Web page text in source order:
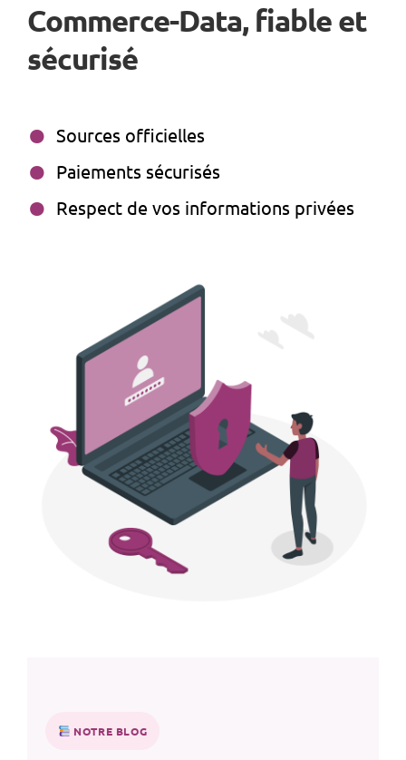
Commerce-Data, fiable et
sécurisé
Sources officielles
Paiements sécurisés
Respect de vos informations privées
NOTRE BLOG